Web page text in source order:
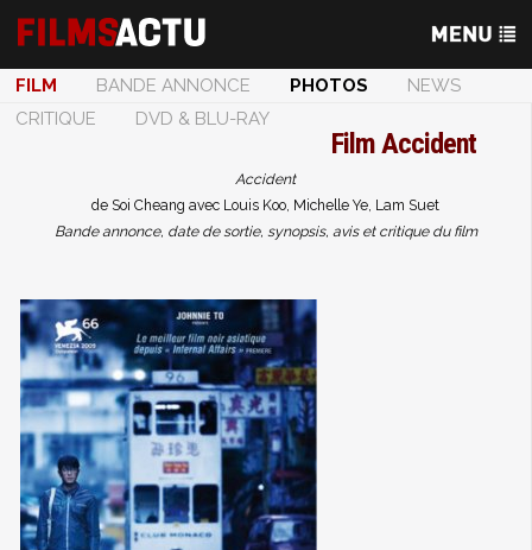
FILM BANDE ANNONCE PHOTOS
NEWS
CRITIQUE
DVD & BLU-RAY
FilmAccident
Accident
de Soi Cheang avec Louis Koo, Michelle Ye, Lam Suet
Bande annonce, date de sortie, synopsis, avis et critique du film